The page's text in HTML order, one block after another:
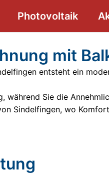
Photovoltaik
mit
entsteht ein
während Sie die
Sindelfingen, wo